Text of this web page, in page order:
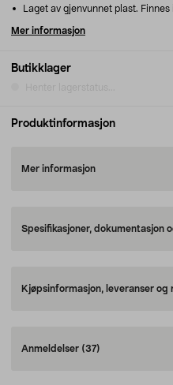
Butikklager
Henter lagerstatus...
Laget av gjenvunnet plast.
Mer informasjon
Produktinformasjon
Mer informasjon
Spesifikasjoner, dokumentasjon
Kjøpsinformasjon, leveranser og
Anmeldelser (37)